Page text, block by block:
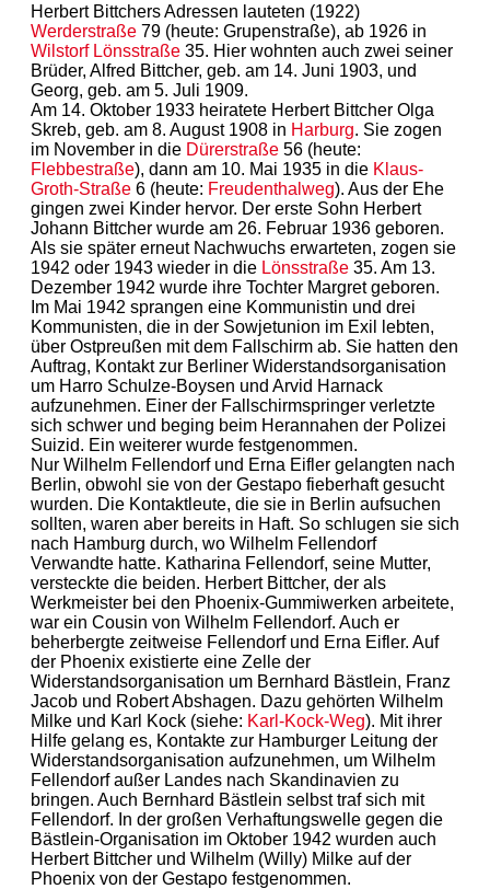
Herbert Bittchers Adressen lauteten (1922)
Werderstraße 79 (heute: Grupenstraße), ab 1926 in
Wilstorf Lönsstraße 35. Hier wohnten auch zwei seiner
Brüder, Alfred Bittcher, geb. am 14. Juni 1903, und
Georg, geb. am 5. Juli 1909.
Am 14. Oktober 1933 heiratete Herbert Bittcher Olga
Skreb, geb. am 8. August 1908 in Harburg. Sie zogen
im November in die Dürerstraße 56 (heute:
Flebbestraße), dann am 10. Mai 1935 in die Klaus-
Groth-Straße 6 (heute: Freudenthalweg). Aus der Ehe
gingen zwei Kinder hervor. Der erste Sohn Herbert
Johann Bittcher wurde am 26. Februar 1936 geboren.
Als sie später erneut Nachwuchs erwarteten, zogen sie
1942 oder 1943 wieder in die Lönsstraße 35. Am 13.
Dezember 1942 wurde ihre Tochter Margret geboren.
Im Mai 1942 sprangen eine Kommunistin und drei
Kommunisten, die in der Sowjetunion im Exil lebten,
über Ostpreußen mit dem Fallschirm ab. Sie hatten den
Auftrag, Kontakt zur Berliner Widerstandsorganisation
um Harro Schulze-Boysen und Arvid Harnack
aufzunehmen. Einer der Fallschirmspringer verletzte
sich schwer und beging beim Herannahen der Polizei
Suizid. Ein weiterer wurde festgenommen.
Nur Wilhelm Fellendorf und Erna Eifler gelangten nach
Berlin, obwohl sie von der Gestapo fieberhaft gesucht
wurden. Die Kontaktleute, die sie in Berlin aufsuchen
sollten, waren aber bereits in Haft. So schlugen sie sich
nach Hamburg durch, wo Wilhelm Fellendorf
Verwandte hatte. Katharina Fellendorf, seine Mutter,
versteckte die beiden. Herbert Bittcher, der als
Werkmeister bei den Phoenix-Gummiwerken arbeitete,
war ein Cousin von Wilhelm Fellendorf. Auch er
beherbergte zeitweise Fellendorf und Erna Eifler. Auf
der Phoenix existierte eine Zelle der
Widerstandsorganisation um Bernhard Bästlein, Franz
Jacob und Robert Abshagen. Dazu gehörten Wilhelm
Milke und Karl Kock (siehe: Karl-Kock-Weg). Mit ihrer
Hilfe gelang es, Kontakte zur Hamburger Leitung der
Widerstandsorganisation aufzunehmen, um Wilhelm
Fellendorf außer Landes nach Skandinavien zu
bringen. Auch Bernhard Bästlein selbst traf sich mit
Fellendorf. In der großen Verhaftungswelle gegen die
Bästlein-Organisation im Oktober 1942 wurden auch
Herbert Bittcher und Wilhelm (Willy) Milke auf der
Phoenix von der Gestapo festgenommen.